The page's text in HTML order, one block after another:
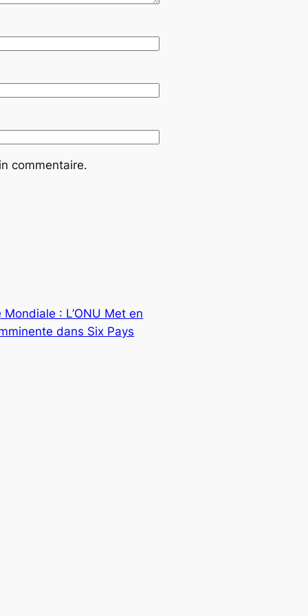
commentaire.
: L’ONU Met en
dans Six Pays